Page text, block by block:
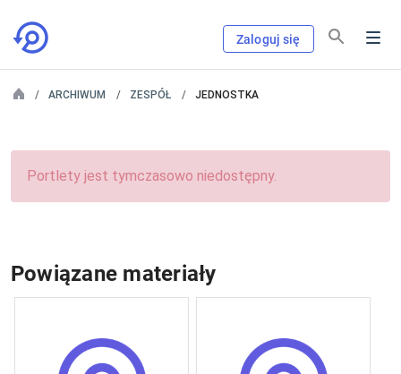
Zaloguj się
ARCHIWUM ZESPÓŁ JEDNOSTKA
Portlety jest tymczasowo niedostępny.
Powiązane materiały